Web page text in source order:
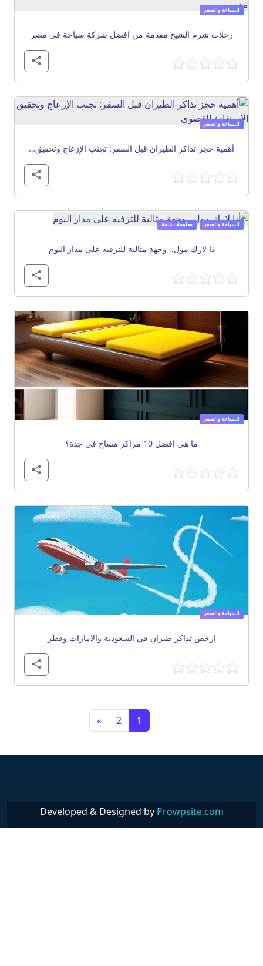
السياحة والسفر
رحلات شرم الشيخ مقدمة من افضل شركة سياحة في مصر
السياحة والسفر
أهمية حجز تذاكر الطيران قبل السفر: تجنب الإزعاج وتحقيق الاستفادة القصوى
السياحة والسفر معلومات عامة
ذا لارك مول.. وجهة مثالية للترفيه على مدار اليوم
السياحة والسفر
ما هي افضل 10 مراكز مساج في جدة؟
السياحة والسفر
ارخص تذاكر طيران في السعودية والامارات وقطر
Posts navigation
1
2
»
Developed & Designed by Prowpsite.com